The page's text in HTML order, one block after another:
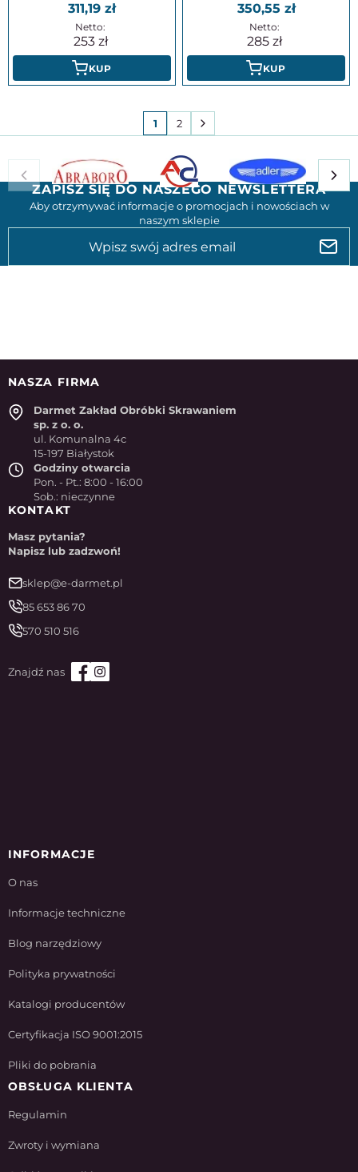
311,19
253
KUP
350,55
285
KUP
1 2
ZAPISZ SIĘ DO NASZEGO NEWSLETTERA
Aby otrzymywać informacje o promocjach i nowościach w
naszym sklepie
NASZA FIRMA
Darmet Zakład Obróbki Skrawaniem
sp. z o. o.
ul. Komunalna 4c
15-197 Białystok
Godziny otwarcia
Pon. - Pt.: 8:00 - 16:00
Sob.: nieczynne
KONTAKT
Masz pytania?
Napisz lub zadzwoń!
sklep@e-darmet.pl
85 653 86 70
570 510 516
INFORMACJE
O nas
Informacje techniczne
Blog narzędziowy
Polityka prywatności
Katalogi producentów
Certyfikacja ISO 9001:2015
Pliki do pobrania
OBSŁUGA KLIENTA
Regulamin
Zwroty i wymiana